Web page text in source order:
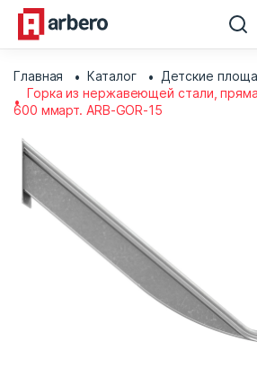
Главная Каталог Детские
Горка из нержавеющей стали,
600 ммарт. ARB-GOR-15